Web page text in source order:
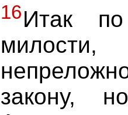
16Итак
милости,
закону,